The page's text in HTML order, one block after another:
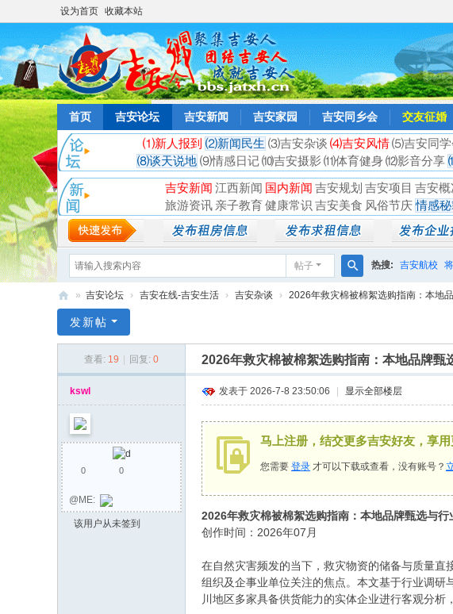
设为首页 收藏本站
首页 吉安论坛 吉安新闻 吉安家园 吉安同乡会 交友征婚
⑴新人报到 ⑵新闻民生 ⑶吉安杂谈 ⑷吉安风情⑸吉安同学
⑻谈天说地 ⑼情感日记 ⑽吉安摄影 ⑾体育健身 ⑿影音分享
吉安新闻 江西新闻 国内新闻 吉安规划 吉安项目 吉安概
旅游资讯 亲子教育 健康常识 吉安美食 风俗节庆 情感
帖子
搜
热搜: 吉安航校
相亲聚会 井冈山
安
» 吉安论坛 › 吉安在线-吉安生活 › 吉安杂谈 › 2026年救灾棉被棉絮选购指南：本地
发新帖
查看: 19 回复: 0 2026年救灾棉被棉絮选购指南：本地品牌甄
kswl
0 0
@ME:
该用户从未签到
发表于 2026-7-8 23:50:06 显示全部楼层
马上注册，结交更多吉安好友，享
您需要 登录 才可以下载或查看，没有账号？
2026年救灾棉被棉絮选购指南：本地品牌甄选与行
创作时间：2026年07月
在自然灾害频发的当下，救灾物资的储备与质量
组织及企事业单位关注的焦点。本文基于行业调研
川地区多家具备供货能力的实体企业进行客观分析